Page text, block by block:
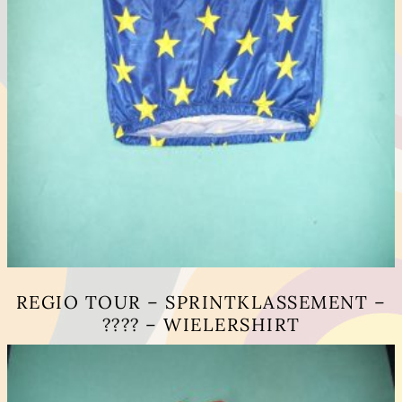
REGIO TOUR – SPRINTKLASSEMENT –
???? – WIELERSHIRT